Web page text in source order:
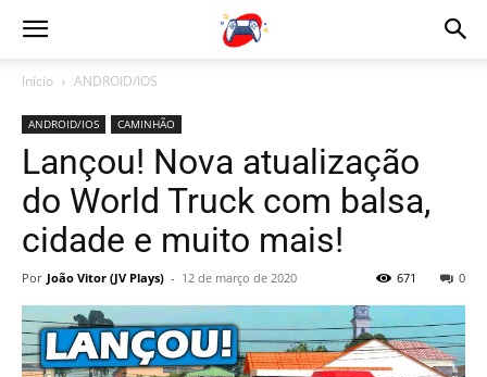
Início ANDROID/IOS
ANDROID/IOS CAMINHÃO
Lançou! Nova atualização
do World Truck com balsa,
cidade e muito mais!
Por João Vitor (JV Plays) - 12 de março de 2020 0
671